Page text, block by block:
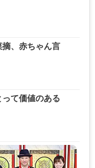
摘、赤ちゃん言
て価値のある